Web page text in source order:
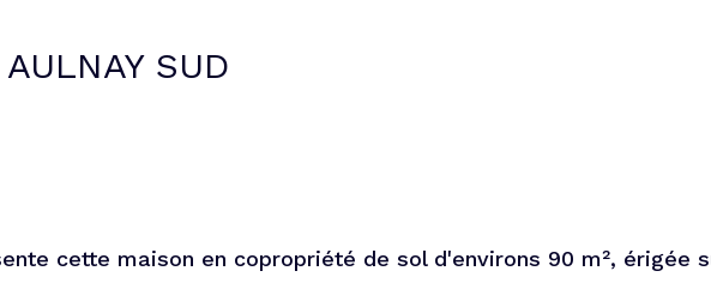
SUD
cette maison en copropriété de sol d'environs 90 m², érigée